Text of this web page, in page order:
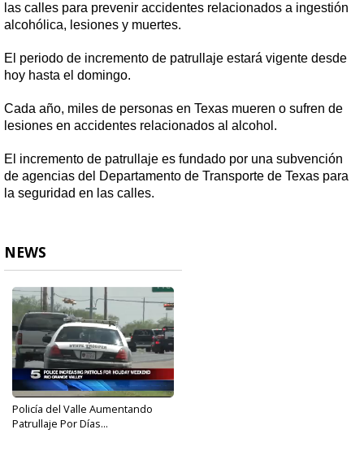
las calles para prevenir accidentes relacionados a ingestión
alcohólica, lesiones y muertes.
El periodo de incremento de patrullaje estará vigente desde
hoy hasta el domingo.
Cada año, miles de personas en Texas mueren o sufren de
lesiones en accidentes relacionados al alcohol.
El incremento de patrullaje es fundado por una subvención
de agencias del Departamento de Transporte de Texas para
la seguridad en las calles.
NEWS
Policía del Valle Aumentando
Patrullaje Por Días...